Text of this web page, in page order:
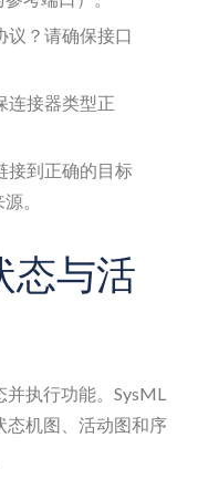
议？请确保接口
连接器类型正
接到正确的目标
。
态与活
执行功能。SysML
态机图、活动图和序